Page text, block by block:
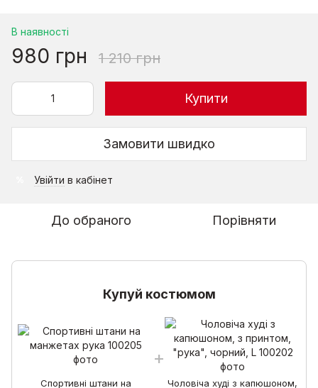
В наявності
980 грн 1 210 грн
Купити
Замовити швидко
Увійти в кабінет
До обраного Порівняти
Купуй костюмом
Спортивні штани на
Чоловіча худі з капюшоном,